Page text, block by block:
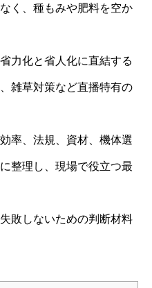
く、種もみや肥料を空か
力化と省人化に直結する
雑草対策など直播特有の
率、法規、資材、機体選
整理し、現場で役立つ最
敗しないための判断材料